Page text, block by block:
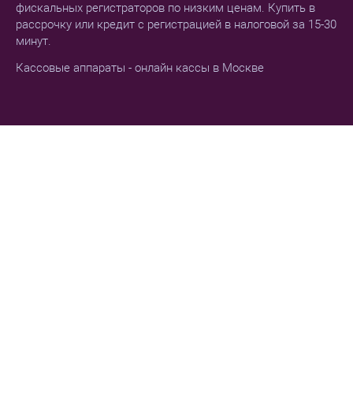
фискальных регистраторов по низким ценам. Купить в
рассрочку или кредит с регистрацией в налоговой за 15-30
минут.
Кассовые аппараты - онлайн кассы в Москве